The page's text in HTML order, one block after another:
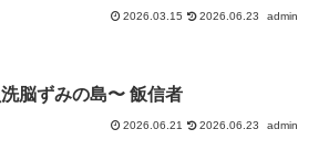
2026.03.15 2026.06.23 admin
脳ずみの島〜 飯信者
2026.06.21 2026.06.23 admin